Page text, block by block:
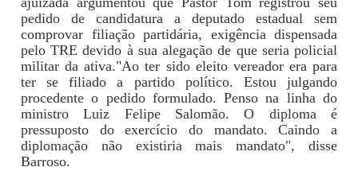
pedido de candidatura a deputado estadual sem
comprovar filiação partidária, exigência dispensada
pelo TRE devido à sua alegação de que seria policial
militar da ativa."Ao ter sido eleito vereador era para
ter se filiado a partido político. Estou julgando
procedente o pedido formulado. Penso na linha do
ministro Luiz Felipe Salomão. O diploma é
pressuposto do exercício do mandato. Caindo a
diplomação não existiria mais mandato", disse
Barroso.